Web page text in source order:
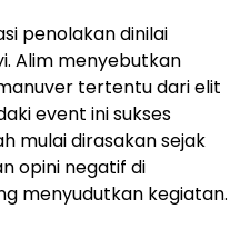
penolakan dinilai
Alim menyebutkan
tertentu dari elit
event ini sukses
mulai dirasakan sejak
opini negatif di
menyudutkan kegiatan.